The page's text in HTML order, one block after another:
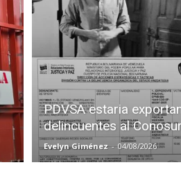
PDVSA estaria
delincuentes al Conosur
Evelyn Giménez - 04/08/2026